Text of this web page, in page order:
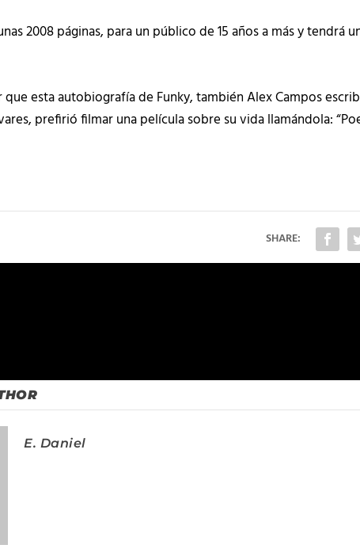
2008 páginas, para un público de 15 años a más y
que esta autobiografía de Funky, también Alex Campos
prefirió filmar una película sobre su vida llamándola:
SHARE:
E. Daniel